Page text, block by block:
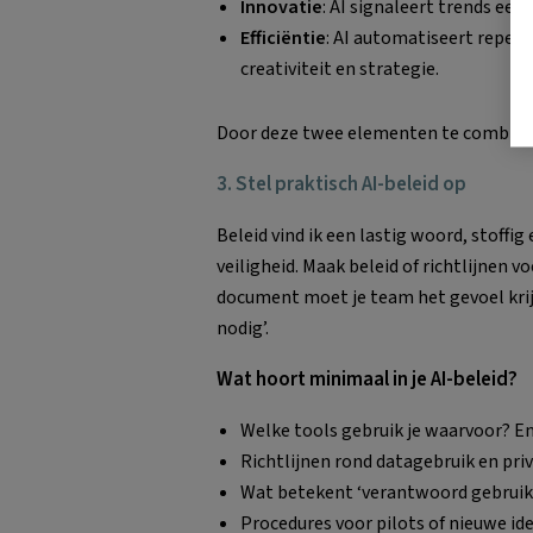
Innovatie: AI signaleert trends
Efficiëntie: AI automatiseert
creativiteit en strategie.
Door deze twee elementen te
3. Stel praktisch AI-beleid op
Beleid vind ik een lastig woord,
veiligheid. Maak beleid of richtlijnen
document moet je team het gevoel
nodig’.
Wat hoort minimaal in je AI-beleid?
Welke tools gebruik je waarvoor?
Richtlijnen rond datagebruik en
Wat betekent ‘verantwoord
Procedures voor pilots of nieuwe